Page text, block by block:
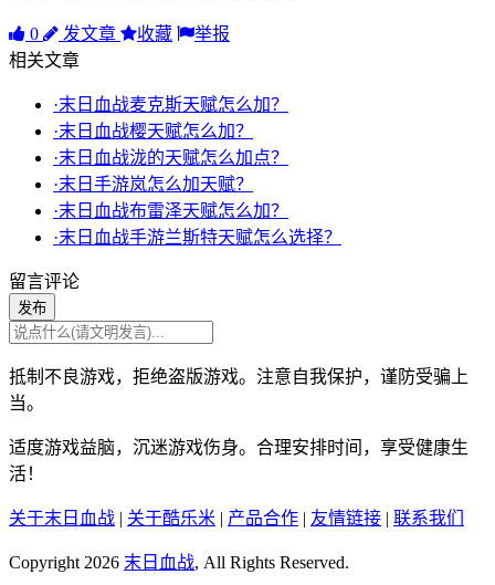
0 发文章 收藏
举报
相关文章
·末日血战麦克斯天赋怎么加？
·末日血战樱天赋怎么加？
·末日血战泷的天赋怎么加点？
·末日手游岚怎么加天赋？
·末日血战布雷泽天赋怎么加？
·末日血战手游兰斯特天赋怎么选择？
留言评论
发布
抵制不良游戏，拒绝盗版游戏。注意自我保护，谨防受骗上
当。
适度游戏益脑，沉迷游戏伤身。合理安排时间，享受健康生
活！
关于末日血战 | 关于酷乐米 | 产品合作 | 友情链接 | 联系我们
Copyright 2026 末日血战, All Rights Reserved.